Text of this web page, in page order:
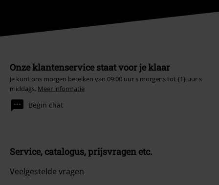
Onze klantenservice staat voor je klaar
Je kunt ons morgen bereiken van 09:00 uur s morgens tot {1} uur s
middags. Meer informatie
Begin chat
Service, catalogus, prijsvragen etc.
Veelgestelde vragen